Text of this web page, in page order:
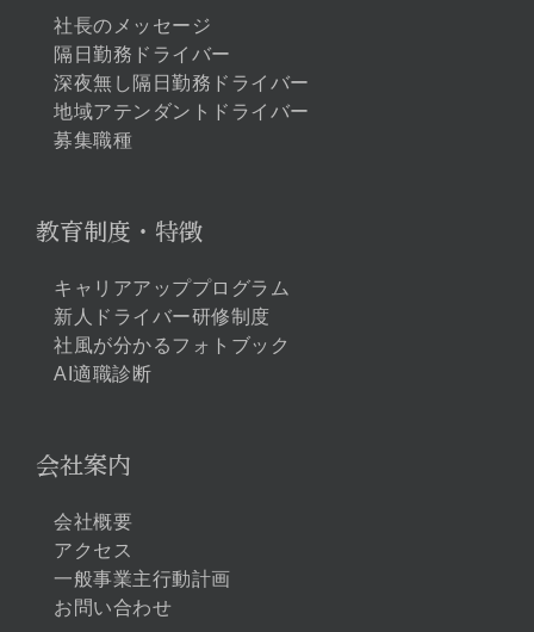
社長のメッセージ
隔日勤務ドライバー
深夜無し隔日勤務ドライバー
地域アテンダントドライバー
募集職種
教育制度・特徴
キャリアアッププログラム
新人ドライバー研修制度
社風が分かるフォトブック
AI適職診断
会社案内
会社概要
アクセス
一般事業主行動計画
お問い合わせ